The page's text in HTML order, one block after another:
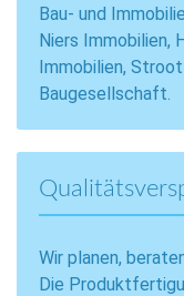
Bau- und
Niers Immobilien,
Immobilien,
Baugesellschaft.
Wir planen,
Die